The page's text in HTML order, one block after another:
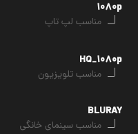
۱۰۸۰p
مناسب لپ تاپ
HQ_۱۰۸۰p
مناسب تلویزیون
BLURAY
مناسب سینمای خانگی